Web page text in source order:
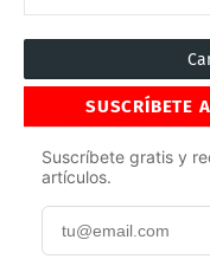
SUSCRÍBETE
Suscríbete gratis y
artículos.